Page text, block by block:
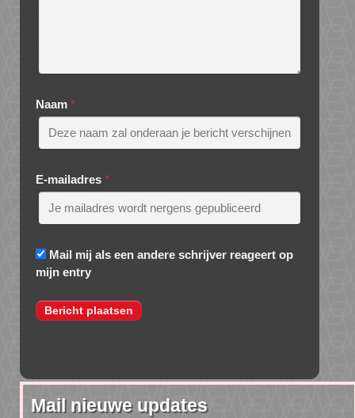
Naam *
E-mailadres *
Mail mij als een andere schrijver reageert op
mijn entry
Mail nieuwe updates